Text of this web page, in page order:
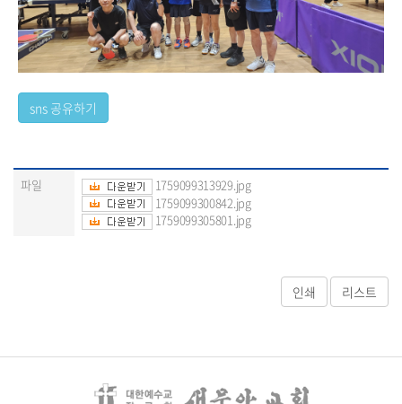
파일
1759099313929.jpg
1759099300842.jpg
1759099305801.jpg